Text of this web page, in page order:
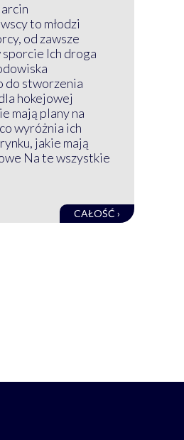
to młodzi
od zawsze
sporcie Ich droga
do stworzenia
hokejowej
mają plany na
wyróżnia ich
jakie mają
Na te wszystkie
CAŁOŚĆ ›